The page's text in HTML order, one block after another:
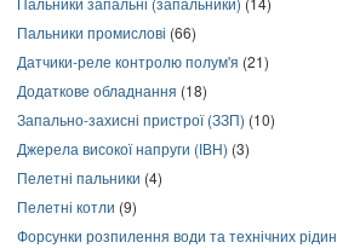
Пальники промислові (66)
Датчики-реле контролю полум'я (21)
Додаткове обладнання (18)
Запально-захисні пристрої (ЗЗП) (10)
Джерела високої напруги (ІВН) (3)
Пелетні пальники (4)
Пелетні котли (9)
Форсунки розпилення води та технічних рідин